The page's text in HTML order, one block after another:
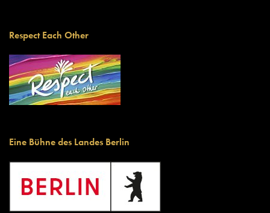
Respect Each Other
Eine Bühne des Landes Berlin